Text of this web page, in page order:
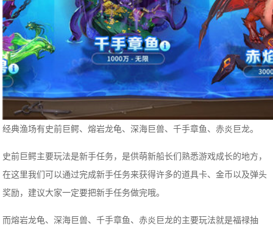
经典渔场有史前巨鳄、熔岩龙龟、深海巨兽、千手章鱼、赤炎巨龙。
史前巨鳄主要玩法是新手任务，是供萌新船长们熟悉游戏成长的地方，
在这里我们可以通过完成新手任务来获得许多的道具卡、金币以及弹头
奖励，建议大家一定要把新手任务做完哦。
而熔岩龙龟、深海巨兽、千手章鱼、赤炎巨龙的主要玩法就是福禄抽